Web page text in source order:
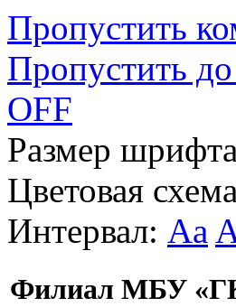
Пропустить
Пропустить
OFF
Размер
Цветовая
Интервал: Aa
Филиал МБУ